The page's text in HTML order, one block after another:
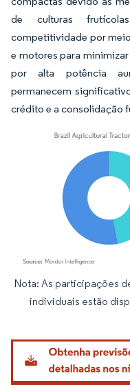
de culturas
competitividade por
e motores para
por alta potência
permanecem
crédito e a consolidação
Imagem © Mordor Intelligence.
Nota: As participações
individuais estão